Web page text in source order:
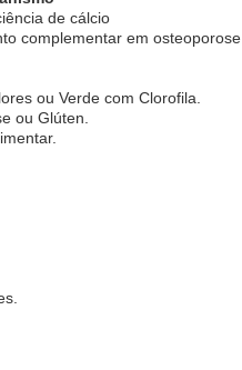
de cálcio
complementar em osteoporose
ou Verde com Clorofila.
ou Glúten.